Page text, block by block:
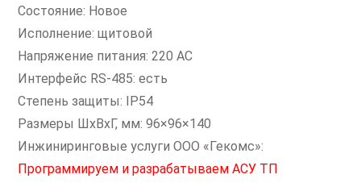
Состояние: Новое
Исполнение: щитовой
Напряжение питания: 220 AC
Интерфейс RS-485: есть
Степень защиты: IP54
Размеры ШxВxГ, мм: 96×96×140
Инжиниринговые услуги ООО «Гекомс»:
Программируем и разрабатываем АСУ ТП